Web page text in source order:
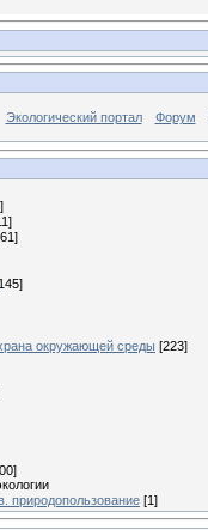
Экологический портал Форум
окружающей среды [223]
природопользование [1]